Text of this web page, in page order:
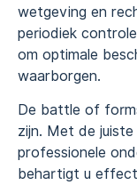
wetgeving en
periodiek
om optimale
waarborgen.
De battle of
zijn. Met de
professionele
behartigt u